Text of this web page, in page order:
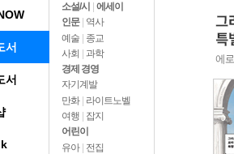
서
소설/시
에세이
인문
역사
예술 | 종교
사회 | 과학
경제 경영
자기계발
만화 | 라이트노벨
여행
잡지
어린이
유아 | 전집
서